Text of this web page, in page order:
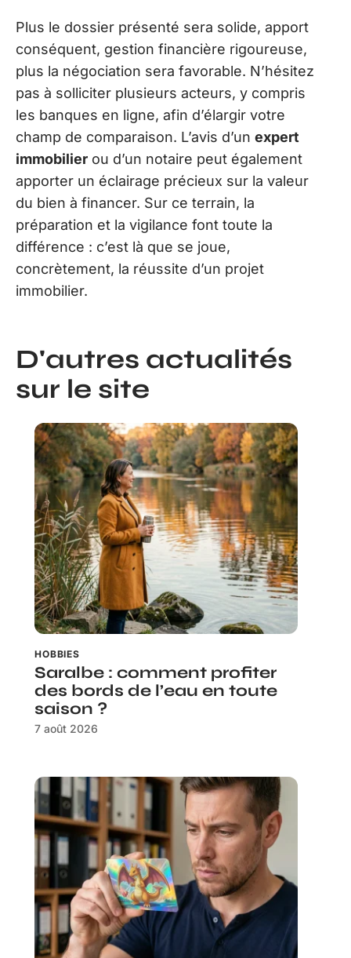
Plus le dossier présenté sera solide, apport
conséquent, gestion financière rigoureuse,
plus la négociation sera favorable. N’hésitez
pas à solliciter plusieurs acteurs, y compris
les banques en ligne, afin d’élargir votre
champ de comparaison. L’avis d’un expert
immobilier ou d’un notaire peut également
apporter un éclairage précieux sur la valeur
du bien à financer. Sur ce terrain, la
préparation et la vigilance font toute la
différence : c’est là que se joue,
concrètement, la réussite d’un projet
immobilier.
D'autres actualités
sur le site
HOBBIES
Saralbe : comment profiter
des bords de l’eau en toute
saison ?
7 août 2026